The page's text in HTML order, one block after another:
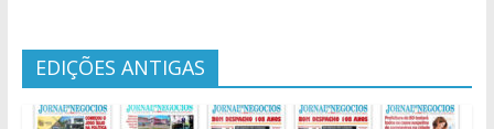
EDIÇÕES ANTIGAS